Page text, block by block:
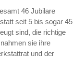
46 Jubilare
seit 5 bis sogar 45
sind, die richtige
sie ihre
und der